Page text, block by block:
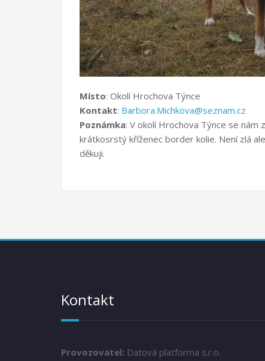
Místo: Okolí Hrochova Týnce
Kontakt: Barbora.Michkova@seznam.cz
Poznámka: V okolí Hrochova Týnce se nám
krátkosrstý kříženec border kolie. Není zlá
děkuji.
Kontakt
Provozovatel: Datová platforma s.r.o.